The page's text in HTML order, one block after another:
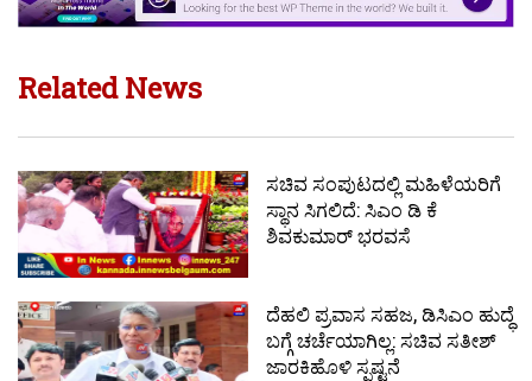
Related News
ಸಚಿವ ಸಂಪುಟದಲ್ಲಿ ಮಹಿಳೆಯರಿಗೆ
ಸ್ಥಾನ ಸಿಗಲಿದೆ: ಸಿಎಂ ಡಿ ಕೆ
ಶಿವಕುಮಾರ್ ಭರವಸೆ
ದೆಹಲಿ ಪ್ರವಾಸ ಸಹಜ, ಡಿಸಿಎಂ ಹುದ್ಧೆ
ಬಗ್ಗೆ ಚರ್ಚೆಯಾಗಿಲ್ಲ: ಸಚಿವ ಸತೀಶ್
ಜಾರಕಿಹೊಳಿ ಸ್ಪಷ್ಟನೆ